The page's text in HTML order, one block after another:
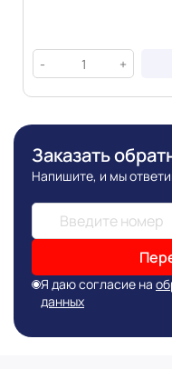
- +
Заказать
Напишите, и мы
Я даю согласие на
данных